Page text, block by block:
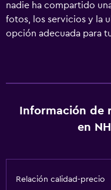
nadie ha compartido
fotos, los servicios y la
opción adecuada para
Información de
en
Relación calidad-precio